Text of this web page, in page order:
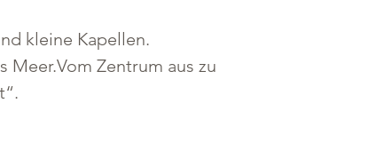
kleine Kapellen.
Zentrum aus zu